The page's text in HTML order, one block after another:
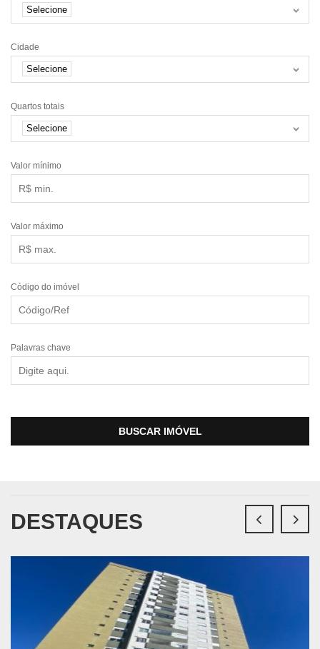
Selecione
Cidade
Selecione
Quartos totais
Selecione
Valor mínimo
Valor máximo
Código do imóvel
Palavras chave
BUSCAR IMÓVEL
DESTAQUES